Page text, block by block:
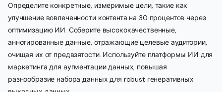
Определите конкретные, измеримые цели, такие как
улучшение вовлеченности контента на 30 процентов через
оптимизацию ИИ. Соберите высококачественные,
аннотированные данные, отражающие целевые аудитории,
очищая их от предвзятости. Используйте платформы ИИ для
маркетинга для аугментации данных, повышая
разнообразие набора данных для robust генеративных